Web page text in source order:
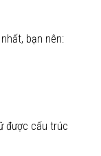
bạn nên:
được cấu trúc